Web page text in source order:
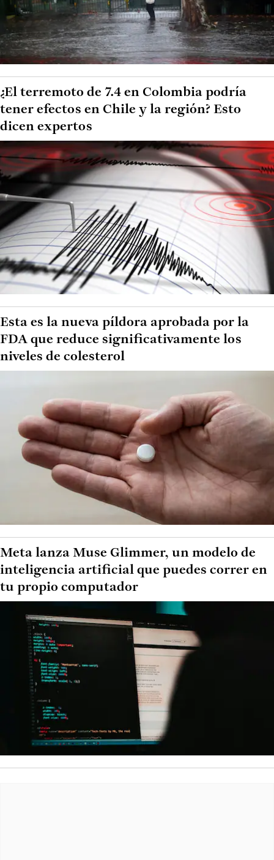
¿El terremoto de 7.4 en Colombia podría
tener efectos en Chile y la región? Esto
dicen expertos
Esta es la nueva píldora aprobada por la
FDA que reduce significativamente los
niveles de colesterol
Meta lanza Muse Glimmer, un modelo de
inteligencia artificial que puedes correr en
tu propio computador